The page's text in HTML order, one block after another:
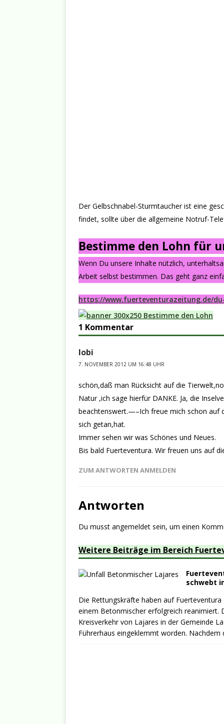
Der Gelbschnabel-Sturmtaucher ist eine
findet, sollte über die allgemeine Notruf-
Bestimme den Lohn für
Wenn Du unsere Inhalte nützlich,
Arbeit selbst bestimmen. Das geht ganz
https://www.fuerteventurazeitung.de/
1 Kommentar
lobi
7. NOVEMBER 2012 UM 16:48 UHR
schön,daß man Rücksicht auf die
Natur ,ich sage hierfür DANKE. Ja, die
beachtenswert.—–Ich freue mich schon auf
sich getan,hat.
Immer sehen wir was Schönes und Neues.
Bis bald Fuerteventura. Wir freuen uns auf
ZUM ANTWORTEN ANMELDEN
Antworten
Du musst angemeldet sein, um einen
Weitere Beiträge im Bereich
schwebt
Die Rettungskräfte haben auf
einem Betonmischer erfolgreich reanimiert.
Kreisverkehr von Lajares in der Gemeinde
Führerhaus eingeklemmt worden.